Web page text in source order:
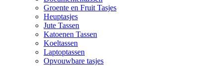
Groente en Fruit Tasjes
Heuptasjes
Jute Tassen
Katoenen Tassen
Koeltassen
Laptoptassen
Opvouwbare tasjes